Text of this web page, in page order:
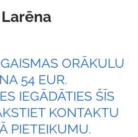
Larēna
ORĀKULU
54 EUR.
IEGĀDĀTIES ŠĪS
KONTAKTU
PIETEIKUMU.